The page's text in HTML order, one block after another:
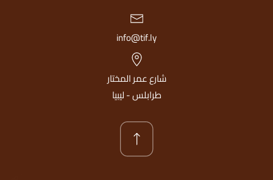
info@tif.ly
شارع عمر المختار
طرابلس - ليبيا